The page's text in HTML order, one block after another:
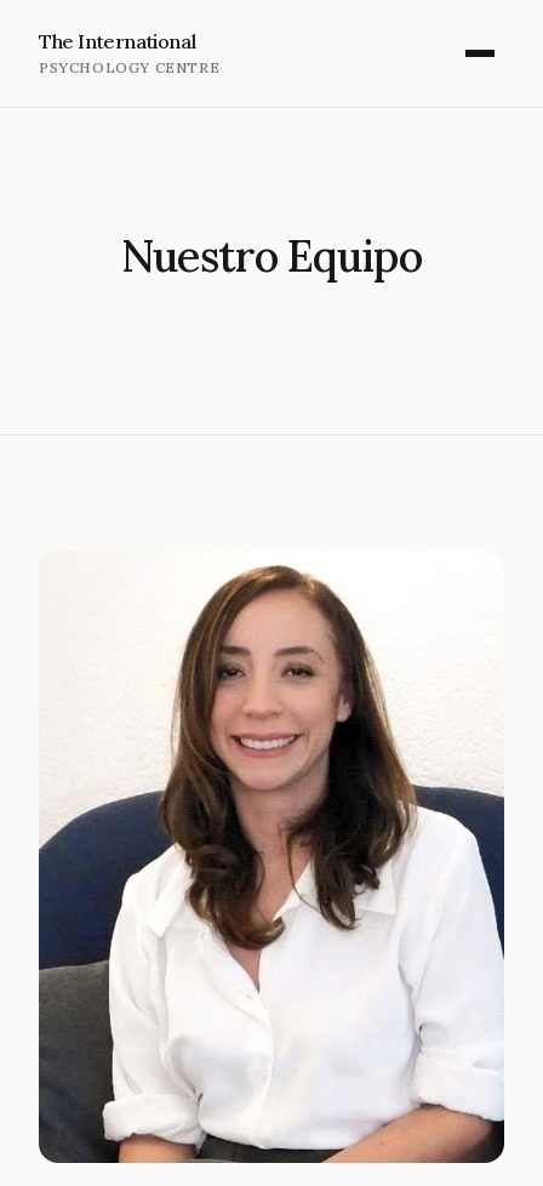
The International
PSYCHOLOGY CENTRE
Nuestro Equipo